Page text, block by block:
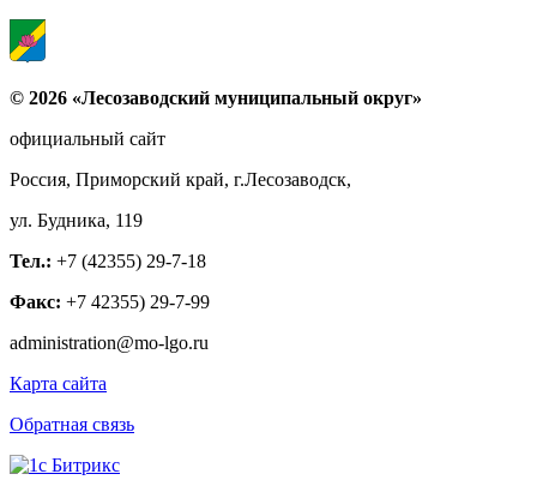
© 2026 «Лесозаводский муниципальный округ»
официальный сайт
Россия, Приморский край, г.Лесозаводск,
ул. Будника, 119
Тел.: +7 (42355) 29-7-18
Факс: +7 42355) 29-7-99
administration@mo-lgo.ru
Карта сайта
Обратная связь